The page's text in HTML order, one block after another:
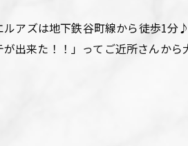
アズは地下鉄谷町線から徒歩1分
出来た！！」ってご近所さんか